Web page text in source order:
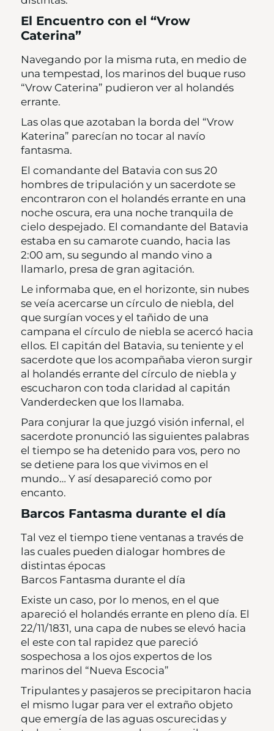
El Encuentro con el “Vrow
Caterina”
Navegando por la misma ruta, en medio de
una tempestad, los marinos del buque ruso
“Vrow Caterina” pudieron ver al holandés
errante.
Las olas que azotaban la borda del “Vrow
Katerina” parecían no tocar al navío
fantasma.
El comandante del Batavia con sus 20
hombres de tripulación y un sacerdote se
encontraron con el holandés errante en una
noche oscura, era una noche tranquila de
cielo despejado. El comandante del Batavia
estaba en su camarote cuando, hacia las
2:00 am, su segundo al mando vino a
llamarlo, presa de gran agitación.
Le informaba que, en el horizonte, sin nubes
se veía acercarse un círculo de niebla, del
que surgían voces y el tañido de una
campana el círculo de niebla se acercó hacia
ellos. El capitán del Batavia, su teniente y el
sacerdote que los acompañaba vieron surgir
al holandés errante del círculo de niebla y
escucharon con toda claridad al capitán
Vanderdecken que los llamaba.
Para conjurar la que juzgó visión infernal, el
sacerdote pronunció las siguientes palabras
el tiempo se ha detenido para vos, pero no
se detiene para los que vivimos en el
mundo… Y así desapareció como por
encanto.
Barcos Fantasma durante el día
Tal vez el tiempo tiene ventanas a través de
las cuales pueden dialogar hombres de
distintas épocas
Barcos Fantasma durante el día
Existe un caso, por lo menos, en el que
apareció el holandés errante en pleno día. El
22/11/1831, una capa de nubes se elevó hacia
el este con tal rapidez que pareció
sospechosa a los ojos expertos de los
marinos del “Nueva Escocia”
Tripulantes y pasajeros se precipitaron hacia
el mismo lugar para ver el extraño objeto
que emergía de las aguas oscurecidas y